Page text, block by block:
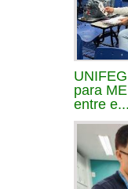
para
entre e...